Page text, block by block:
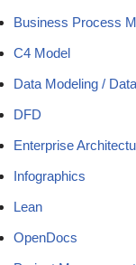
Business Process
C4 Model
Data Modeling /
DFD
Enterprise
Infographics
Lean
OpenDocs